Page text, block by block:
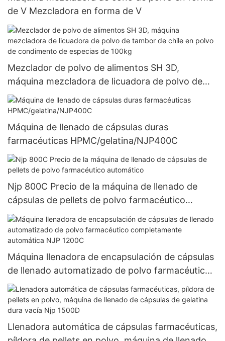
de V Mezcladora en forma de V
Mezclador de polvo de alimentos SH 3D,
máquina mezcladora de licuadora de polvo de
tambor de chile en polvo de condimento de
especias de 100kg
Máquina de llenado de cápsulas duras
farmacéuticas HPMC/gelatina/NJP400C
Njp 800C Precio de la máquina de llenado de
cápsulas de pellets de polvo farmacéutico
automático
Máquina llenadora de encapsulación de cápsulas
de llenado automatizado de polvo farmacéutico
completamente automática NJP 1200C
Llenadora automática de cápsulas farmacéuticas,